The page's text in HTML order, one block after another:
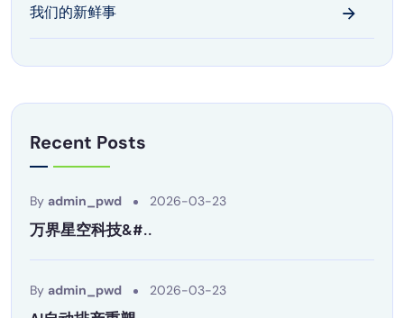
我们的新鲜事
Recent Posts
By admin_pwd 2026-03-23
万界星空科技&#..
By admin_pwd 2026-03-23